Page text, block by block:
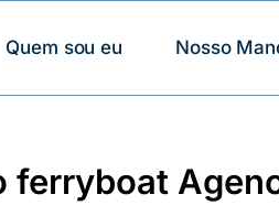
Quem sou eu Nosso
ferryboat